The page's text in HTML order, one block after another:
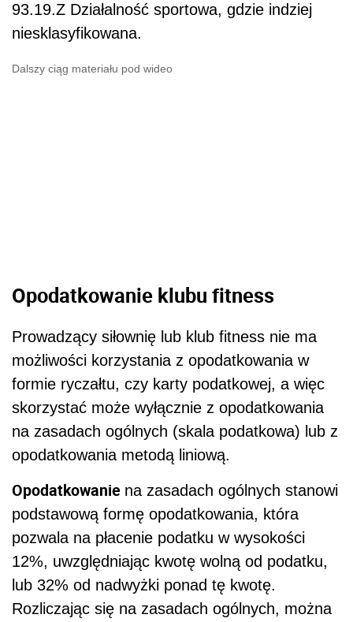
93.19.Z Działalność sportowa, gdzie indziej
niesklasyfikowana.
Dalszy ciąg materiału pod wideo
Opodatkowanie klubu fitness
Prowadzący siłownię lub klub fitness nie ma
możliwości korzystania z opodatkowania w
formie ryczałtu, czy karty podatkowej, a więc
skorzystać może wyłącznie z opodatkowania
na zasadach ogólnych (skala podatkowa) lub z
opodatkowania metodą liniową.
Opodatkowanie na zasadach ogólnych stanowi
podstawową formę opodatkowania, która
pozwala na płacenie podatku w wysokości
12%, uwzględniając kwotę wolną od podatku,
lub 32% od nadwyżki ponad tę kwotę.
Rozliczając się na zasadach ogólnych, można